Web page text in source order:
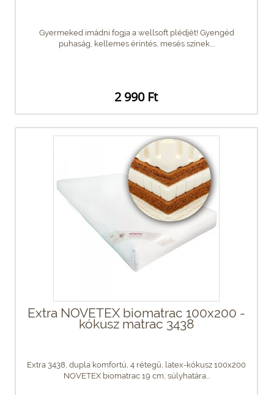
Gyermeked imádni fogja a wellsoft plédjét! Gyengéd
puhaság, kellemes érintés, mesés színek....
2 990 Ft
Extra NOVETEX biomatrac 100x200 -
kókusz matrac 3438
Extra 3438, dupla komfortú, 4 rétegű, latex-kókusz 100x200
NOVETEX biomatrac 19 cm, súlyhatára...